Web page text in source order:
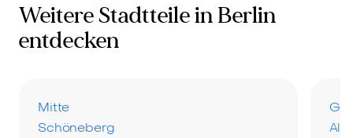
Weitere Stadtteile in Berlin
entdecken
Mitte
Schöneberg